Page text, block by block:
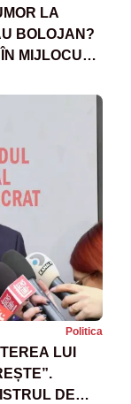
LA
BOLOJAN?
MIJLOCUL
Politica
LUI
DE